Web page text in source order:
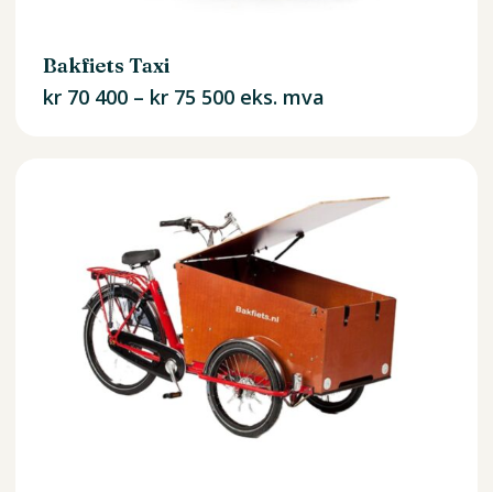
Bakfiets Taxi
kr70 400 – kr75 500Prisområde:
500
eks. mva